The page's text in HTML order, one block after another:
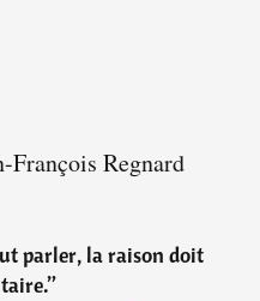
François Regnard
parler, la raison doit
”